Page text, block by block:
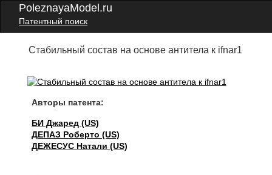
PoleznayaModel.ru
Патентный поиск
Стабильный состав на основе антитела к ifnar1
Авторы патента:
БИ Джаред (US)
ДЕПАЗ Роберто (US)
ДЕЖЕСУС Натали (US)